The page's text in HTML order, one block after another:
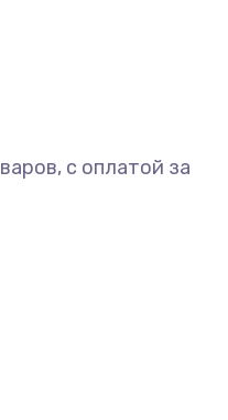
с оплатой за